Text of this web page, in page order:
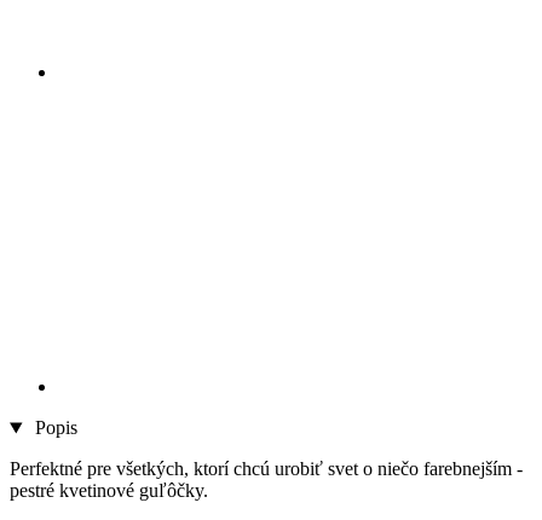
Popis
Perfektné pre všetkých, ktorí chcú urobiť svet o niečo farebnejším -
pestré kvetinové guľôčky.